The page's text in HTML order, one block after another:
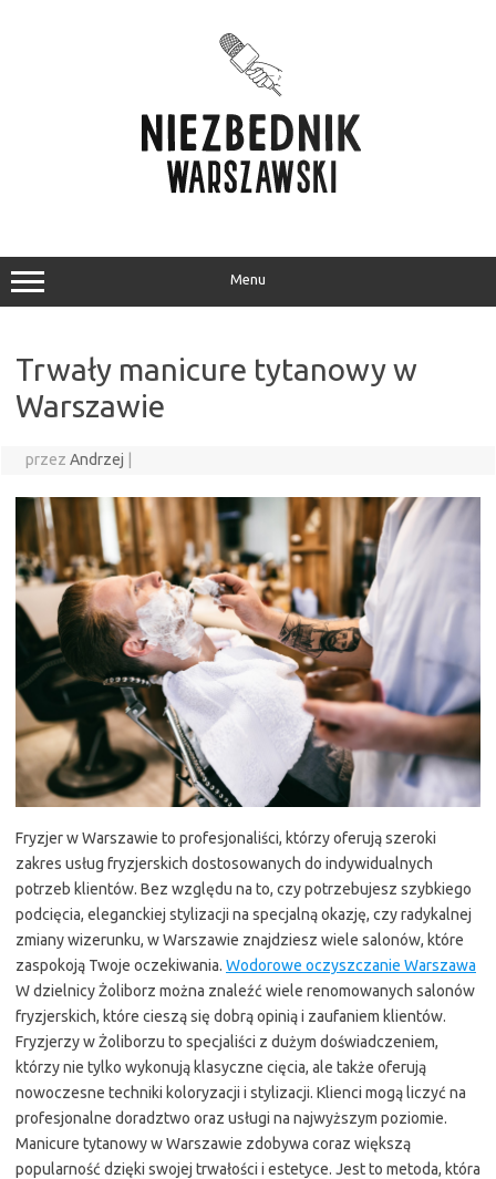
Menu
Trwały manicure tytanowy w
Warszawie
przez Andrzej
Fryzjer w Warszawie to profesjonaliści, którzy oferują szeroki
zakres usług fryzjerskich dostosowanych do indywidualnych
potrzeb klientów. Bez względu na to, czy potrzebujesz szybkiego
podcięcia, eleganckiej stylizacji na specjalną okazję, czy radykalnej
zmiany wizerunku, w Warszawie znajdziesz wiele salonów, które
zaspokoją Twoje oczekiwania. Wodorowe oczyszczanie Warszawa
W dzielnicy Żoliborz można znaleźć wiele renomowanych salonów
fryzjerskich, które cieszą się dobrą opinią i zaufaniem klientów.
Fryzjerzy w Żoliborzu to specjaliści z dużym doświadczeniem,
którzy nie tylko wykonują klasyczne cięcia, ale także oferują
nowoczesne techniki koloryzacji i stylizacji. Klienci mogą liczyć na
profesjonalne doradztwo oraz usługi na najwyższym poziomie.
Manicure tytanowy w Warszawie zdobywa coraz większą
popularność dzięki swojej trwałości i estetyce. Jest to metoda, która